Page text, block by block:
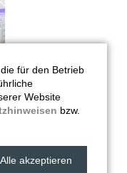
für den Betrieb
Website
bzw.
Alle akzeptieren